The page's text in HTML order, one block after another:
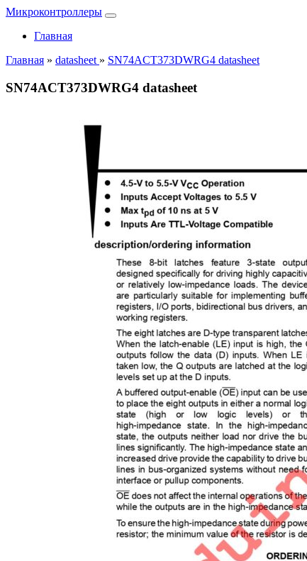
Микроконтроллеры
Главная
Главная » datasheet » SN74ACT373DWRG4 datasheet
SN74ACT373DWRG4 datasheet